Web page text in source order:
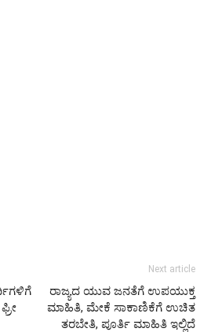
Next article
ರಾಜ್ಯದ ಯುವ ಜನತೆಗೆ ಉಪಯುಕ್ತ
ಮಾಹಿತಿ, ಮೇಕೆ ಸಾಕಾಣಿಕೆಗೆ ಉಚಿತ
ತರಬೇತಿ, ಪೂರ್ತಿ ಮಾಹಿತಿ ಇಲ್ಲಿದೆ